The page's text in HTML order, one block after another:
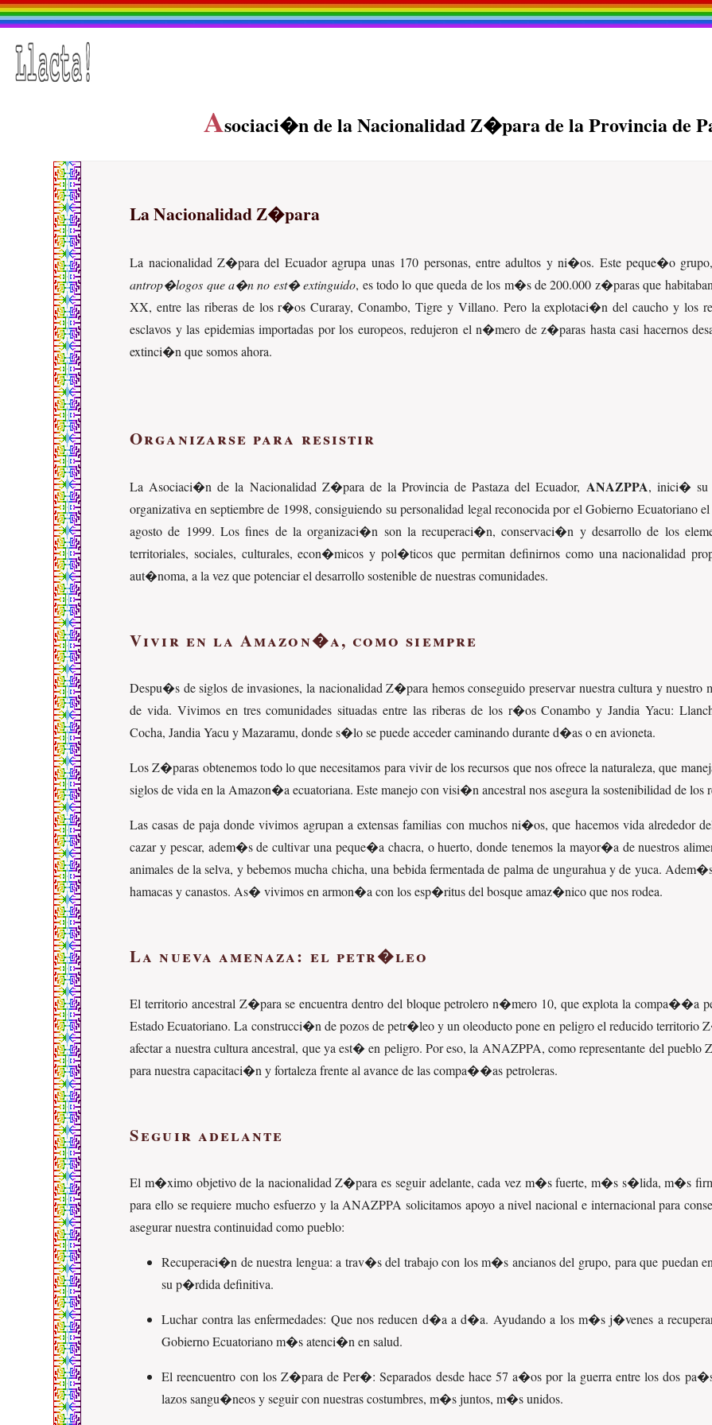
Asociaci�n de la Nacionalidad Z�para de la Provincia de
La Nacionalidad Z�para
La nacionalidad Z�para del Ecuador agrupa unas 170 personas, entre adultos y ni�os. Este peque�o grupo,
antrop�logos que a�n no est� extinguido, es todo lo que queda de los m�s de 200.000 z�paras que
XX, entre las riberas de los r�os Curaray, Conambo, Tigre y Villano. Pero la explotaci�n del caucho y los
esclavos y las epidemias importadas por los europeos, redujeron el n�mero de z�paras hasta casi hacernos
extinci�n que somos ahora.
Organizarse para resistir
La Asociaci�n de la Nacionalidad Z�para de la Provincia de Pastaza del Ecuador, ANAZPPA, inici� su
organizativa en septiembre de 1998, consiguiendo su personalidad legal reconocida por el Gobierno Ecuatoriano
agosto de 1999. Los fines de la organizaci�n son la recuperaci�n, conservaci�n y desarrollo de los
territoriales, sociales, culturales, econ�micos y pol�ticos que permitan definirnos como una nacionalidad
aut�noma, a la vez que potenciar el desarrollo sostenible de nuestras comunidades.
Vivir en la Amazon�a, como siempre
Despu�s de siglos de invasiones, la nacionalidad Z�para hemos conseguido preservar nuestra cultura y nuestro
de vida. Vivimos en tres comunidades situadas entre las riberas de los r�os Conambo y Jandia Yacu:
Cocha, Jandia Yacu y Mazaramu, donde s�lo se puede acceder caminando durante d�as o en avioneta.
Los Z�paras obtenemos todo lo que necesitamos para vivir de los recursos que nos ofrece la naturaleza, que
siglos de vida en la Amazon�a ecuatoriana. Este manejo con visi�n ancestral nos asegura la sostenibilidad de los
Las casas de paja donde vivimos agrupan a extensas familias con muchos ni�os, que hacemos vida alrededor
cazar y pescar, adem�s de cultivar una peque�a chacra, o huerto, donde tenemos la mayor�a de nuestros
animales de la selva, y bebemos mucha chicha, una bebida fermentada de palma de ungurahua y de yuca.
hamacas y canastos. As� vivimos en armon�a con los esp�ritus del bosque amaz�nico que nos rodea.
La nueva amenaza: el petr�leo
El territorio ancestral Z�para se encuentra dentro del bloque petrolero n�mero 10, que explota la compa��a
Estado Ecuatoriano. La construcci�n de pozos de petr�leo y un oleoducto pone en peligro el reducido territorio
afectar a nuestra cultura ancestral, que ya est� en peligro. Por eso, la ANAZPPA, como representante del
para nuestra capacitaci�n y fortaleza frente al avance de las compa��as petroleras.
Seguir adelante
El m�ximo objetivo de la nacionalidad Z�para es seguir adelante, cada vez m�s fuerte, m�s s�lida, m�s
para ello se requiere mucho esfuerzo y la ANAZPPA solicitamos apoyo a nivel nacional e internacional para
asegurar nuestra continuidad como pueblo:
Recuperaci�n de nuestra lengua: a trav�s del trabajo con los m�s ancianos del grupo, para que
su p�rdida definitiva.
Luchar contra las enfermedades: Que nos reducen d�a a d�a. Ayudando a los m�s j�venes a
Gobierno Ecuatoriano m�s atenci�n en salud.
El reencuentro con los Z�para de Per�: Separados desde hace 57 a�os por la guerra entre los dos
lazos sangu�neos y seguir con nuestras costumbres, m�s juntos, m�s unidos.